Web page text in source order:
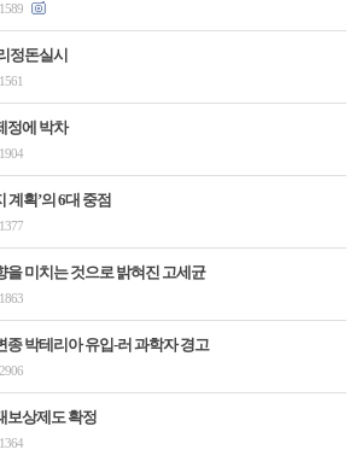
정돈실시
정에 박차
계획’의 6대 중점
을 미치는 것으로 밝혀진 고세균
박테리아 유입-러 과학자 경고
보상제도 확정